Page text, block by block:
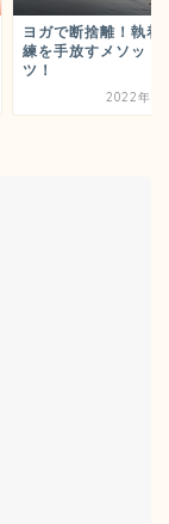
ヨガで断捨離！執着
練を手放すメソッド
ツ！
2022年1